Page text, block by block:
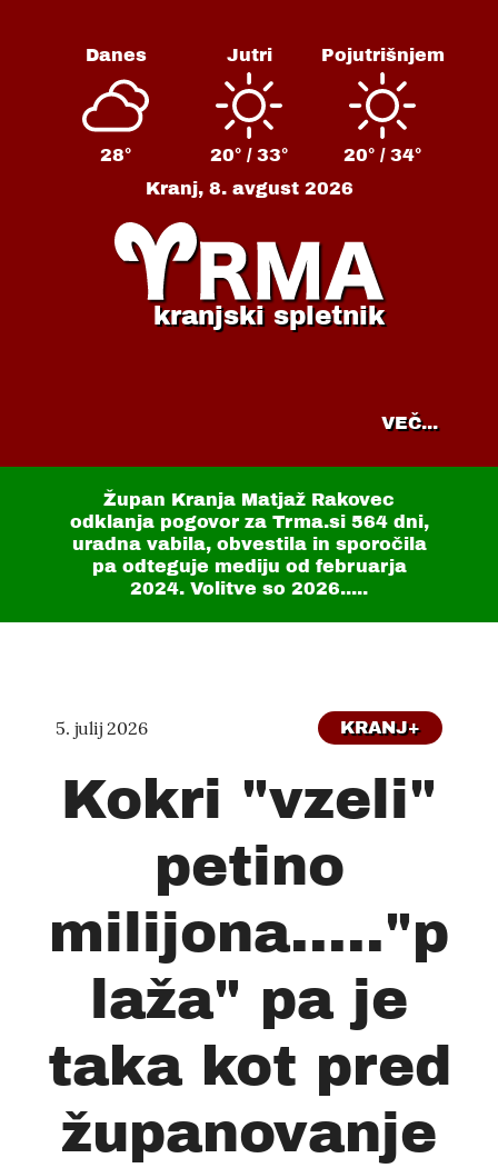
Danes
28°
Jutri
20° / 33°
Pojutrišnjem
20° / 34°
Kranj, 8. avgust 2026
kranjski spletnik
VEČ...
Župan Kranja Matjaž Rakovec
odklanja pogovor za Trma.si 564 dni,
uradna vabila, obvestila in sporočila
pa odteguje mediju od februarja
2024. Volitve so 2026.....
5. julij 2026 KRANJ+
Kokri "vzeli"
petino
milijona....."p
laža" pa je
taka kot pred
županovanje